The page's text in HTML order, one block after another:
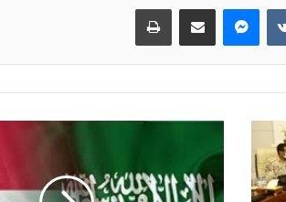
ماسنجر مشاركة عبر البريد طباعة